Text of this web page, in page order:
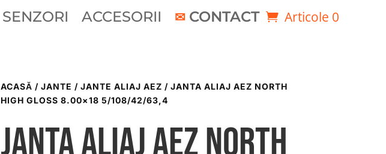
SENZORI ACCESORII CONTACT Articole 0
ACASĂ / JANTE / JANTE ALIAJ AEZ / JANTA ALIAJ AEZ NORTH
HIGH GLOSS 8.00×18 5/108/42/63,4
Janta aliaj AEZ North